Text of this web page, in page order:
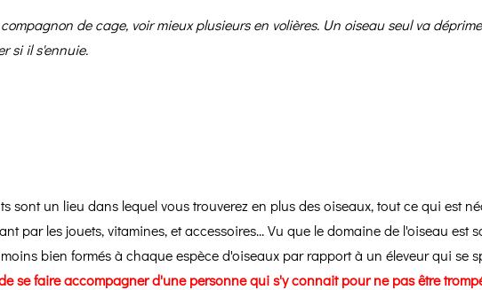
de cage, voir mieux plusieurs en volières. Un oiseau seul va
si il s'ennuie.
sont un lieu dans lequel vous trouverez en plus des oiseaux, tout ce qui est
par les jouets, vitamines, et accessoires... Vu que le domaine de l'oiseau est
bien formés à chaque espèce d'oiseaux par rapport à un éleveur qui se
se faire accompagner d'une personne qui s'y connait pour ne pas être